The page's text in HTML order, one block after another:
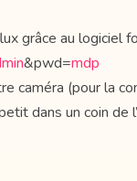
grâce au logiciel
&pwd=mdp
caméra (pour la
dans un coin